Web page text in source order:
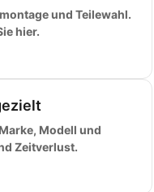
und Teilewahl.
hier.
Modell und
Zeitverlust.